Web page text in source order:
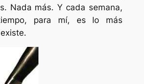
Nada más. Y cada semana,
para mí, es lo más